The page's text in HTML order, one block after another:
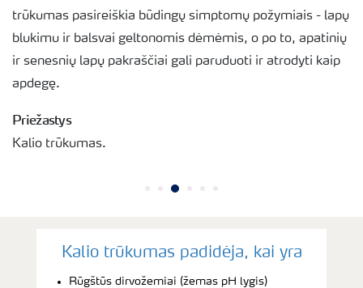
trūkumas pasireiškia būdingų simptomų požymiais - lapų
blukimu ir balsvai geltonomis dėmėmis, o po to, apatinių
ir senesnių lapų pakraščiai gali paruduoti ir atrodyti kaip
apdegę.
Priežastys
Kalio trūkumas.
Kalio trūkumas padidėja, kai yra
Rūgštūs dirvožemiai (žemas pH lygis)